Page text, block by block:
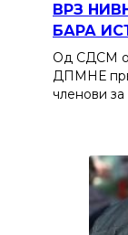
ВРЗ
БАРА
Од СДСМ
ДПМНЕ
членови